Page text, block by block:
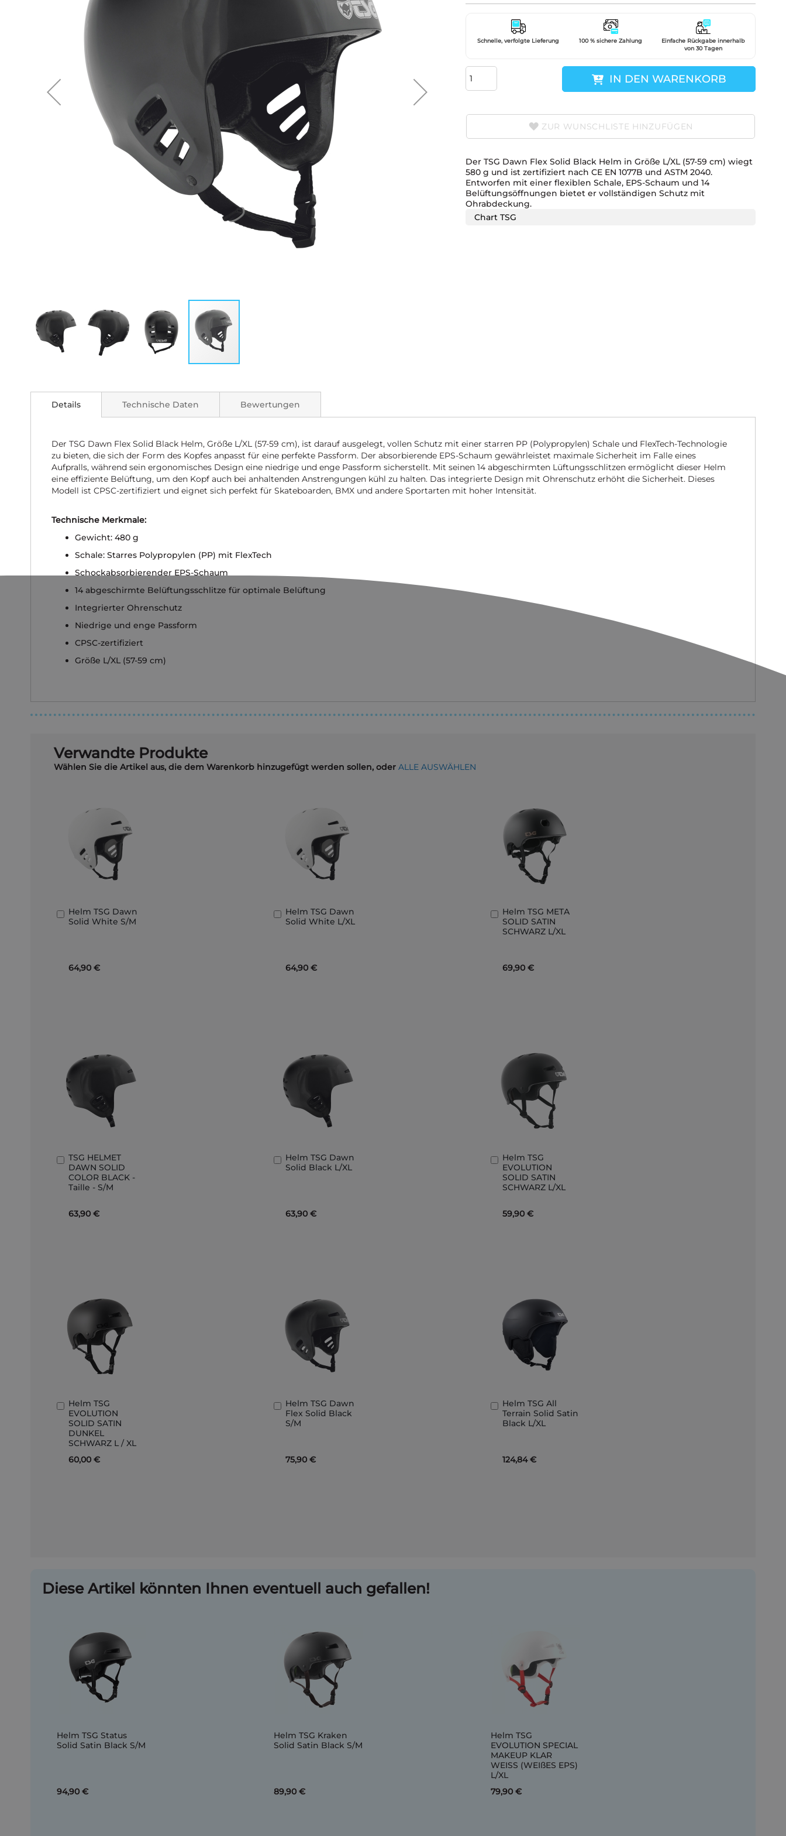
der
Bildgalerie
Schnelle, verfolgte Lieferung 100 % sichere Zahlung
Einfache Rückgabe innerhalb
von 30 Tagen
IN DEN WARENKORB
ZUR WUNSCHLISTE HINZUFÜGEN
Der TSG Dawn Flex Solid Black Helm in Größe L/XL (57-59 cm) wiegt
580 g und ist zertifiziert nach CE EN 1077B und ASTM 2040.
Entworfen mit einer flexiblen Schale, EPS-Schaum und 14
Belüftungsöffnungen bietet er vollständigen Schutz mit
Ohrabdeckung.
Chart TSG
Details
Der TSG Dawn Flex Solid Black Helm, Größe L/XL (57-59 cm), ist darauf ausgelegt, vollen Schutz mit einer starren PP (Polypropylen) Schale und FlexTech-Technologie
zu bieten, die sich der Form des Kopfes anpasst für eine perfekte Passform. Der absorbierende EPS-Schaum gewährleistet maximale Sicherheit im Falle eines
Aufpralls, während sein ergonomisches Design eine niedrige und enge Passform sicherstellt. Mit seinen 14 abgeschirmten Lüftungsschlitzen ermöglicht dieser Helm
eine effiziente Belüftung, um den Kopf auch bei anhaltenden Anstrengungen kühl zu halten. Das integrierte Design mit Ohrenschutz erhöht die Sicherheit. Dieses
Modell ist CPSC-zertifiziert und eignet sich perfekt für Skateboarden, BMX und andere Sportarten mit hoher Intensität.
Technische Merkmale:
Gewicht: 480 g
Schale: Starres Polypropylen (PP) mit FlexTech
Schockabsorbierender EPS-Schaum
14 abgeschirmte Belüftungsschlitze für optimale Belüftung
Integrierter Ohrenschutz
Niedrige und enge Passform
CPSC-zertifiziert
Größe L/XL (57-59 cm)
Technische Daten Bewertungen
Verwandte Produkte
Wählen Sie die Artikel aus, die dem Warenkorb hinzugefügt werden sollen, oder ALLE AUSWÄHLEN
Helm TSG Dawn
Solid White S/M
64,90 €
In
den
Helm TSG Dawn
Solid White L/XL
64,90 €
In
den
Helm TSG META
SOLID SATIN
SCHWARZ L/XL
69,90 €
In
den
Warenkorb
TSG HELMET
DAWN SOLID
COLOR BLACK -
Taille - S/M
63,90 €
In
den
Warenkorb
Helm TSG Dawn
Solid Black L/XL
63,90 €
In
den
Helm TSG
EVOLUTION
SOLID SATIN
SCHWARZ L/XL
59,90 €
In
den
Warenkorb
Helm TSG
EVOLUTION
SOLID SATIN
DUNKEL
SCHWARZ L / XL
60,00 €
In
den
Warenkorb
Helm TSG Dawn
Flex Solid Black
S/M
75,90 €
In
den
Warenkorb
Helm TSG All
Terrain Solid Satin
Black L/XL
124,84 €
In
den
Warenkorb
Diese Artikel könnten Ihnen eventuell auch gefallen!
Helm TSG Status
Solid Satin Black S/M
94,90 €
Helm TSG Kraken
Solid Satin Black S/M
89,90 €
Helm TSG
EVOLUTION SPECIAL
MAKEUP KLAR
WEISS (WEIßES EPS)
L/XL
79,90 €